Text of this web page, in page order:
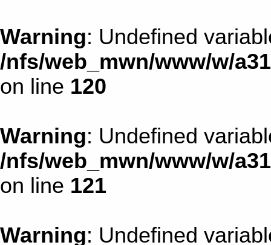
Warning: Undefined
/nfs/web_mwn/www/w/
on line 120
Warning: Undefined
/nfs/web_mwn/www/w/
on line 121
Warning: Undefined